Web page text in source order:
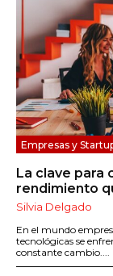
Empresas y
La clave para
rendimiento
Silvia Delgado
En el mundo
tecnológicas se
constante cambio....